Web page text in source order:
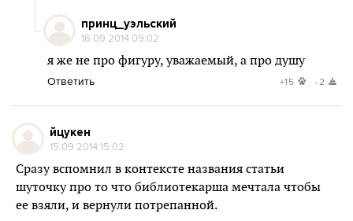
принц_уэльский
16.09.2014 09:02
я же не про фигуру, уважаемый, а про душу
Ответить +15 -2
йцукен
15.09.2014 15:02
Сразу вспомнил в контексте названия статьи
шуточку про то что библиотекарша мечтала чтобы
ее взяли, и вернули потрепанной.